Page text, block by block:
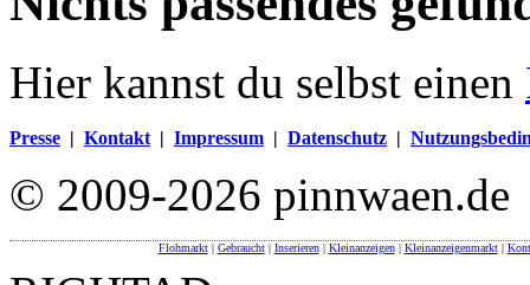
Hier kannst du selbst einen
Presse | Kontakt | Impressum | Datenschutz |
© 2009-2026 pinnwaen.de
Flohmarkt| Gebraucht| Inserieren| Kleinanzeigen| Kleinanzeigenmarkt|